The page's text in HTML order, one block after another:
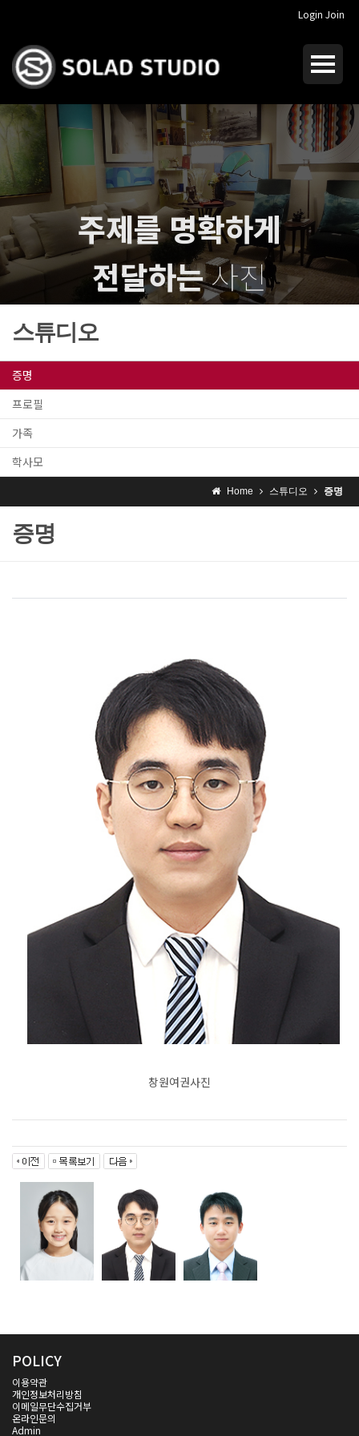
Login Join
주제를 명확하게
전달하는사진
I dream ofcrucial photography
스튜디오
증명
프로필
가족
학사모
Home 스튜디오 증명
증명
창원여권사진
POLICY
이용약관
개인정보처리방침
이메일무단수집거부
온라인문의
Admin